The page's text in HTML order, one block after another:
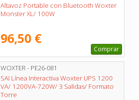
Altavoz Portable con Bluetooth Woxter
Monster XL/ 100W
96,50 €
Comprar
WOXTER - PE26-081
SAI Línea Interactiva Woxter UPS 1200
VA/ 1200VA-720W/ 3 Salidas/ Formato
Torre